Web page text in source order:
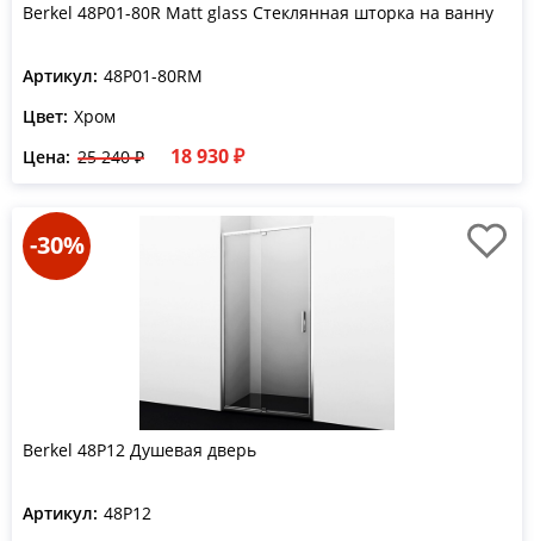
Berkel 48P01-80R Matt glass Стеклянная шторка на ванну
Артикул: 48P01-80RM
Цвет: Хром
Цена: 25 240 ₽ 18 930 ₽
-30%
Berkel 48P12 Душевая дверь
Артикул: 48P12